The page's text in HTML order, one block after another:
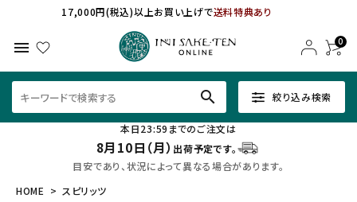
17,000円(税込)以上お買い上げで送料特典あり
menu 0
絞り込み検索
search
本日23:59までのご注文は
8月10日（月） 出荷予定です。
目安であり、状況によって異なる場合があります。
HOME
スピリッツ